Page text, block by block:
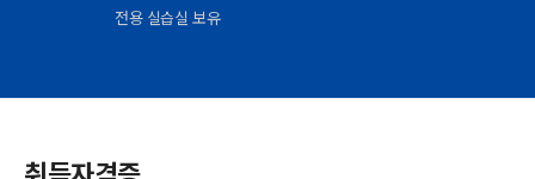
전용 실습실 보유